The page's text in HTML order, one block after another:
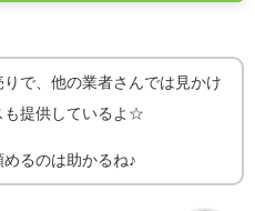
で、他の業者さんでは見かけ
も提供しているよ☆
るのは助かるね♪